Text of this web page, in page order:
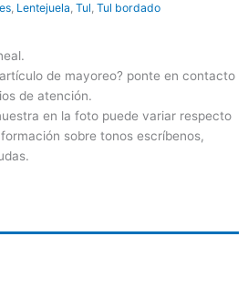
, Lentejuela, Tul, Tul bordado
de mayoreo? ponte en contacto
de atención.
en la foto puede variar respecto
sobre tonos escríbenos,